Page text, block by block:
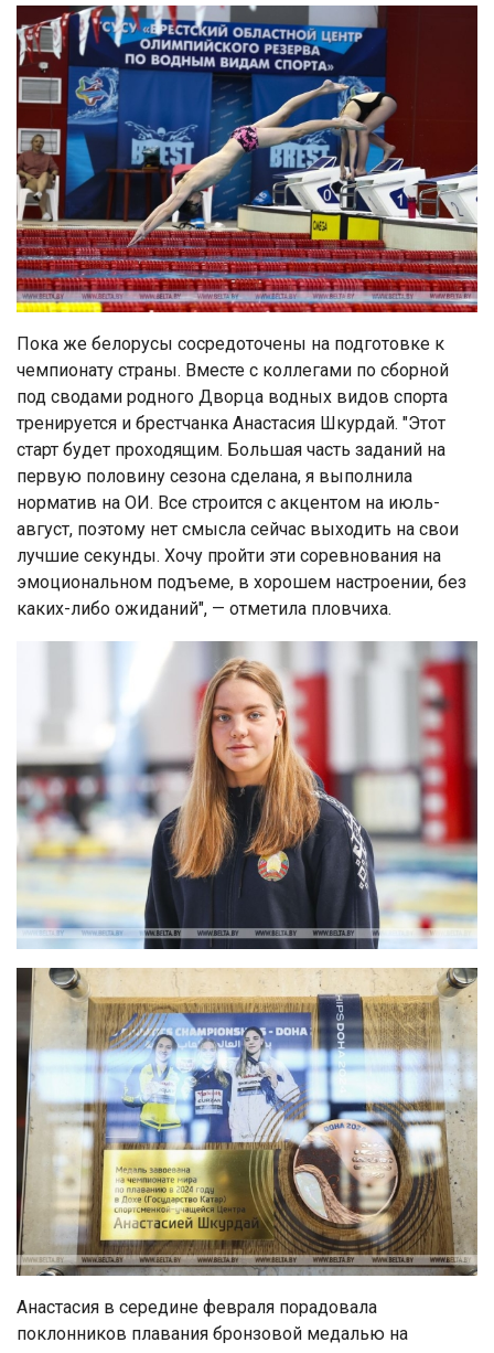
Пока же белорусы сосредоточены на подготовке к
чемпионату страны. Вместе с коллегами по сборной
под сводами родного Дворца водных видов спорта
тренируется и брестчанка Анастасия Шкурдай. "Этот
старт будет проходящим. Большая часть заданий на
первую половину сезона сделана, я выполнила
норматив на ОИ. Все строится с акцентом на июль-
август, поэтому нет смысла сейчас выходить на свои
лучшие секунды. Хочу пройти эти соревнования на
эмоциональном подъеме, в хорошем настроении, без
каких-либо ожиданий", — отметила пловчиха.
Анастасия в середине февраля порадовала
поклонников плавания бронзовой медалью на